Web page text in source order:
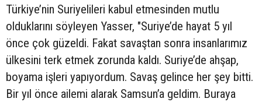
Türkiye’nin Suriyelileri kabul etmesinden mutlu
olduklarını söyleyen Yasser, "Suriye’de hayat 5 yıl
önce çok güzeldi. Fakat savaştan sonra insanlarımız
ülkesini terk etmek zorunda kaldı. Suriye’de ahşap,
boyama işleri yapıyordum. Savaş gelince her şey bitti.
Bir yıl önce ailemi alarak Samsun’a geldim. Buraya